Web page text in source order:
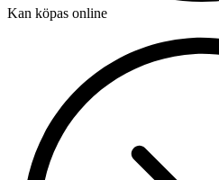
Kan köpas online